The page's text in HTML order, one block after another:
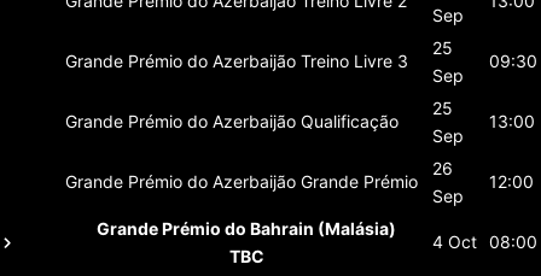
Sep
Grande Prémio do Azerbaijão Treino Livre 3
25
Sep
09:30
Grande Prémio do Azerbaijão Qualificação
25
Sep
13:00
Grande Prémio do Azerbaijão Grande Prémio
26
Sep
12:00
Grande Prémio do Bahrain (Malásia)
TBC
4 Oct 08:00